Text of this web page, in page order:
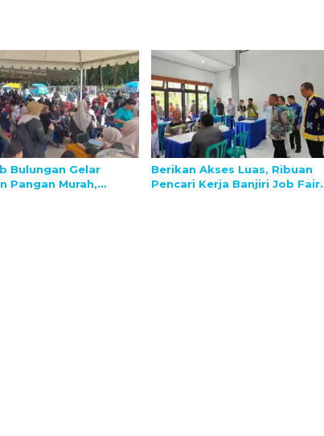
Bulungan Gelar
Pangan Murah,
Berikan Akses Luas, Ribuan
Pencari Kerja Banjiri Job Fair